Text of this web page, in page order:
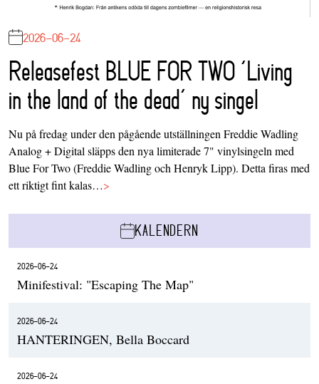
2026-06-24
Releasefest BLUE FOR TWO ‘Living
in the land of the dead’ ny singel
Nu på fredag under den pågående utställningen Freddie Wadling
Analog + Digital släpps den nya limiterade 7" vinylsingeln med
Blue For Two (Freddie Wadling och Henryk Lipp). Detta firas med
ett riktigt fint kalas…>
KALENDERN
2026-06-24
Minifestival: "Escaping The Map"
2026-06-24
HANTERINGEN, Bella Boccard
2026-06-24